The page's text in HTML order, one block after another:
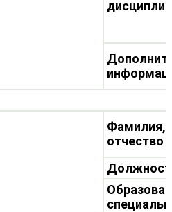
Фамилия,
отчество